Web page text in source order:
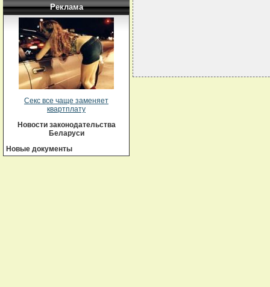
Реклама
Секс все чаще заменяет
квартплату
Новости законодательства
Беларуси
Новые документы